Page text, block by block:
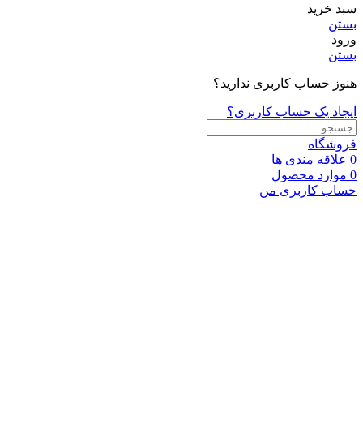
سبد خرید
بستن
ورود
بستن
هنوز حساب کاربری ندارید؟
ایجاد یک حساب کاربری؟
فروشگاه
0 علاقه مندی ها
0 موارد محصول
حساب کاربری من